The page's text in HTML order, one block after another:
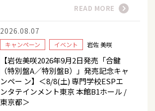
READ MORE
2026.08.07
キャンペーン イベント 岩佐 美咲
【岩佐美咲2026年9月2日発売「合鍵
（特別盤A／特別盤B）」発売記念キャ
ンペー ン】＜8/8(土) 専門学校ESPエ
ンタテインメント東京 本館B1ホール /
東京都＞